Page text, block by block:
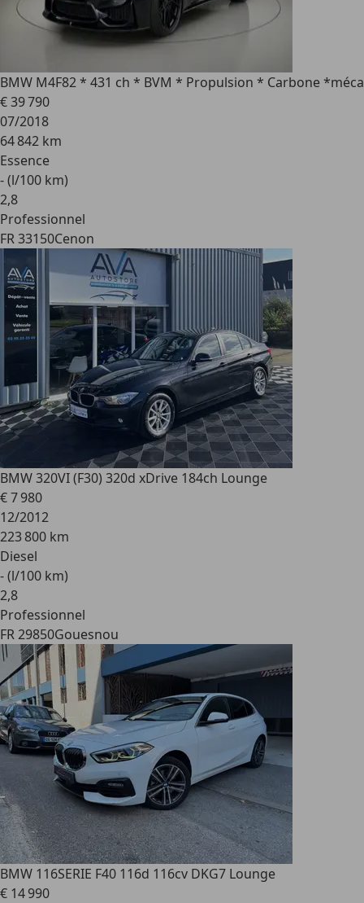
BMW M4F82 * 431 ch * BVM * Propulsion * Carbone *méca
€ 39 790
07/2018
64 842 km
Essence
- (l/100 km)
2,8
Professionnel
FR 33150Cenon
BMW 320VI (F30) 320d xDrive 184ch Lounge
€ 7 980
12/2012
223 800 km
Diesel
- (l/100 km)
2,8
Professionnel
FR 29850Gouesnou
BMW 116SERIE F40 116d 116cv DKG7 Lounge
€ 14 990